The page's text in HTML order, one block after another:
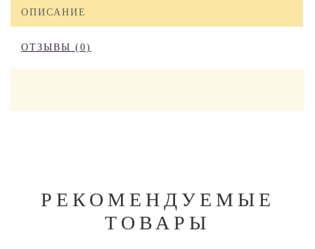
ОПИСАНИЕ
ОТЗЫВЫ (0)
РЕКОМЕНДУЕМЫЕ
ТОВАРЫ